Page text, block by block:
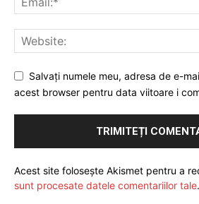
Salvați numele meu, adresa de e-
acest browser pentru data viitoare i
Acest site folosește Akismet pentru a
sunt procesate datele comentariilor tale.